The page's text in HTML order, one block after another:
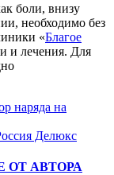
боли, внизу
необходимо без
«Благое
и лечения. Для
наряда на
Делюкс
ОТ АВТОРА